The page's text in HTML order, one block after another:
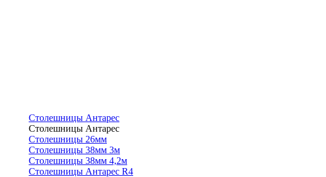
Столешницы Антарес
Столешницы Антарес
Столешницы 26мм
Столешницы 38мм 3м
Столешницы 38мм 4,2м
Столешницы Антарес R4